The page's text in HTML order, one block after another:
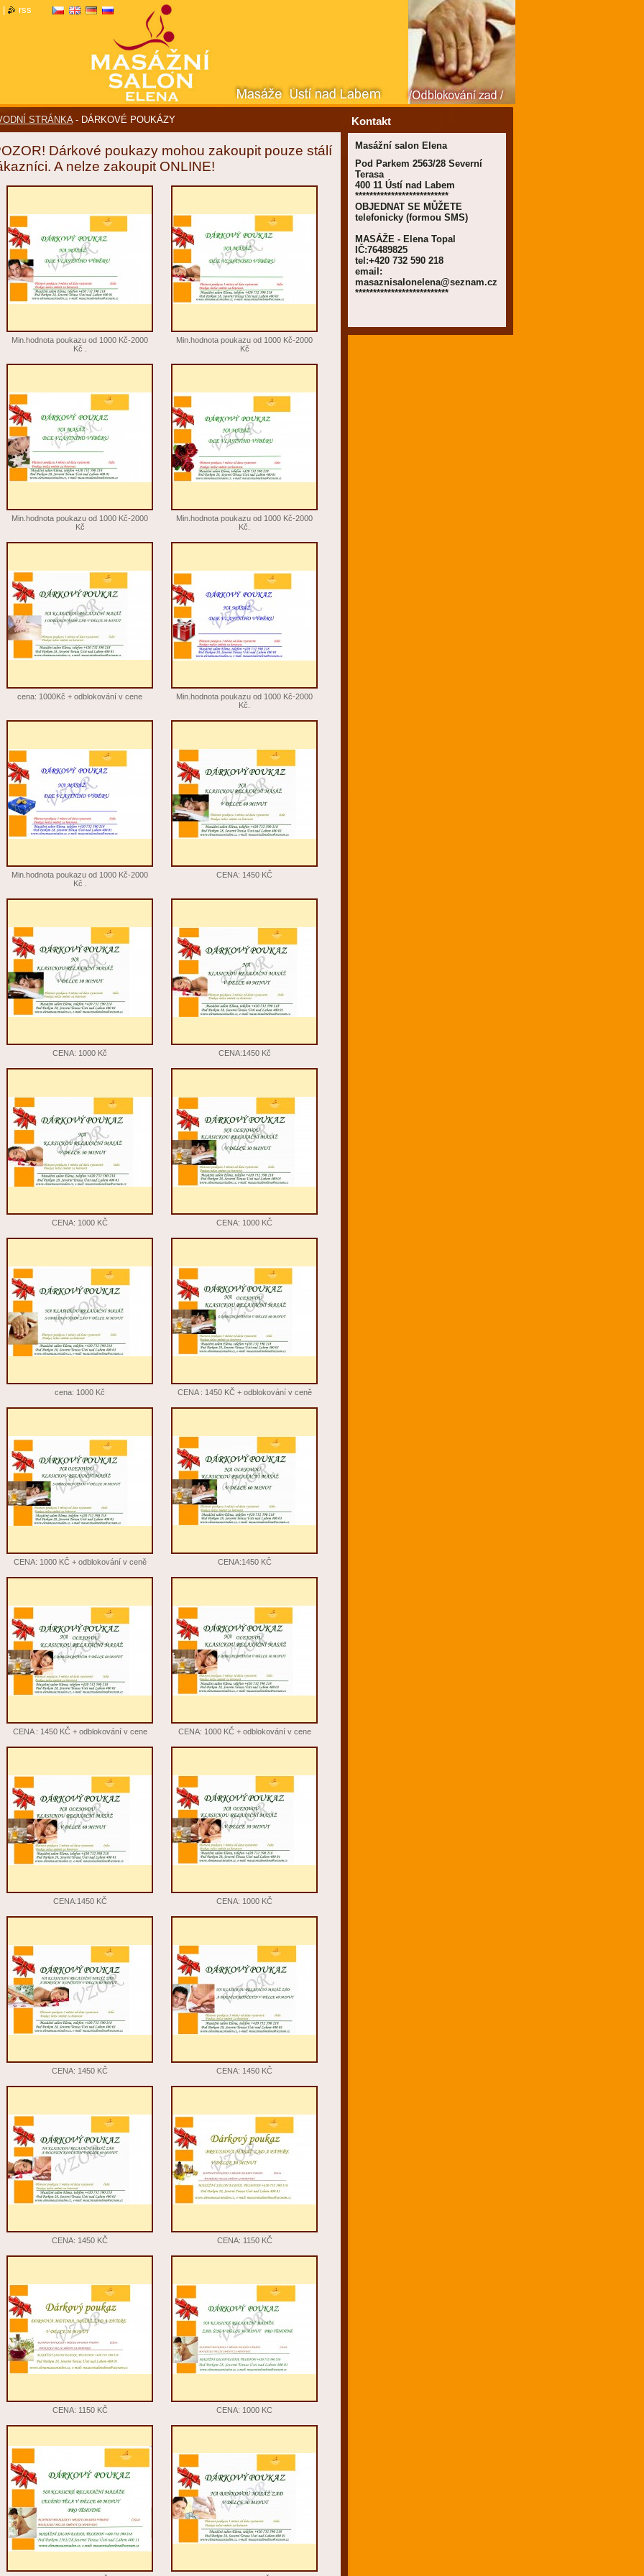
STRÁNKA - DÁRKOVÉ POUKÁZY
Dárkové poukazy mohou zakoupit pouze stálí
A nelze zakoupit ONLINE!
Min.hodnota poukazu od 1000 Kč-2000
Kč .
Min.hodnota poukazu od 1000 Kč-2000
Kč
Min.hodnota poukazu od 1000 Kč-2000
Kč
Min.hodnota poukazu od 1000 Kč-2000
Kč.
cena: 1000Kč + odblokování v cene
Min.hodnota poukazu od 1000 Kč-2000
Kč.
Min.hodnota poukazu od 1000 Kč-2000
Kč .
CENA: 1450 KČ
CENA: 1000 Kč CENA:1450 Kč
CENA: 1000 KČ CENA: 1000 KČ
cena: 1000 Kč CENA : 1450 KČ + odblokování v ceně
CENA: 1000 KČ + odblokování v ceně CENA:1450 KČ
CENA : 1450 KČ + odblokování v cene CENA: 1000 KČ + odblokování v cene
CENA:1450 KČ CENA: 1000 KČ
CENA: 1450 KČ CENA: 1450 KČ
CENA: 1450 KČ CENA: 1150 KČ
CENA: 1150 KČ CENA: 1000 KC
Kontakt
Masážní salon Elena
Pod Parkem 2563/28 Severní
Terasa
400 11 Ústí nad Labem
**************************
OBJEDNAT SE MŮŽETE
telefonicky (formou SMS)
MASÁŽE - Elena Topal
IČ:76489825
tel:+420 732 590 218
email:
masaznisalonelena@seznam.cz
**************************
rss